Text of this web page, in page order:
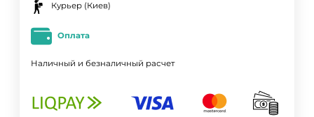
Курьер (Киев)
Оплата
Наличный и безналичный расчет